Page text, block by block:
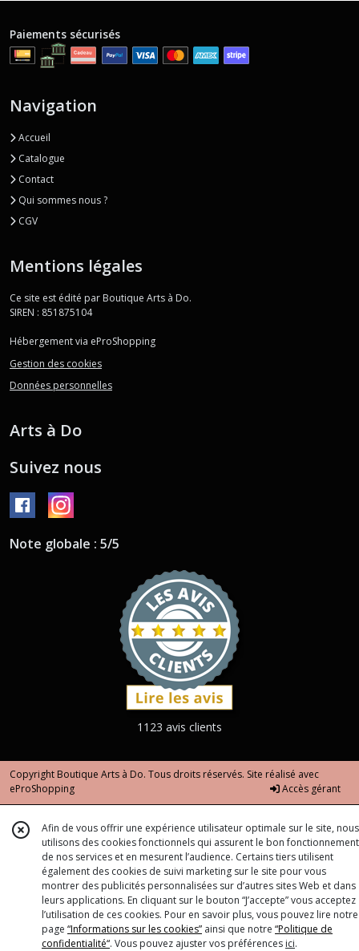
Paiements sécurisés
Navigation
Accueil
Catalogue
Contact
Qui sommes nous ?
CGV
Mentions légales
Ce site est édité par Boutique Arts à Do.
SIREN : 851875104
Hébergement via eProShopping
Gestion des cookies
Données personnelles
Arts à Do
Suivez nous
Note globale : 5/5
1123 avis clients
Copyright Boutique Arts à Do. Tous droits réservés. Site réalisé avec
eProShopping
Accès gérant
Afin de vous offrir une expérience utilisateur optimale sur le site, nous
utilisons des cookies fonctionnels qui assurent le bon fonctionnement
de nos services et en mesurent l’audience. Certains tiers utilisent
également des cookies de suivi marketing sur le site pour vous
montrer des publicités personnalisées sur d’autres sites Web et dans
leurs applications. En cliquant sur le bouton “J’accepte” vous acceptez
l’utilisation de ces cookies. Pour en savoir plus, vous pouvez lire notre
page “Informations sur les cookies” ainsi que notre “Politique de
confidentialité“. Vous pouvez ajuster vos préférences ici.